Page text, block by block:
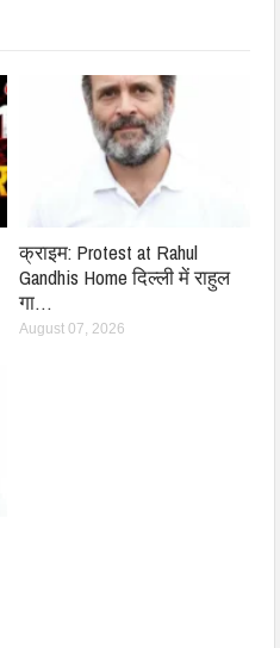
क्राइम: Protest at Rahul
Gandhis Home दिल्ली में राहुल
गा…
August 07, 2026